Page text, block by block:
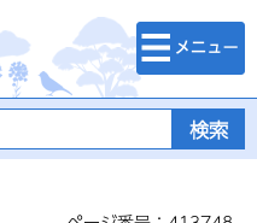
検索・メニュ
ー